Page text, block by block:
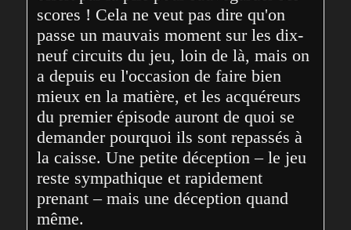
scores ! Cela ne veut pas dire qu'on
passe un mauvais moment sur les dix-
neuf circuits du jeu, loin de là, mais on
a depuis eu l'occasion de faire bien
mieux en la matière, et les acquéreurs
du premier épisode auront de quoi se
demander pourquoi ils sont repassés à
la caisse. Une petite déception – le jeu
reste sympathique et rapidement
prenant – mais une déception quand
même.